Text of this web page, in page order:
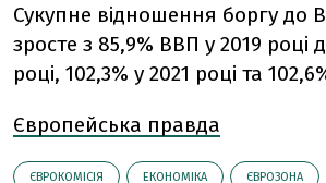
Сукупне відношення боргу до
зросте з 85,9% ВВП у 2019 році
році, 102,3% у 2021 році та
Європейська правда
ЄВРОКОМІСІЯ ЕКОНОМІКА ЄВРОЗОНА